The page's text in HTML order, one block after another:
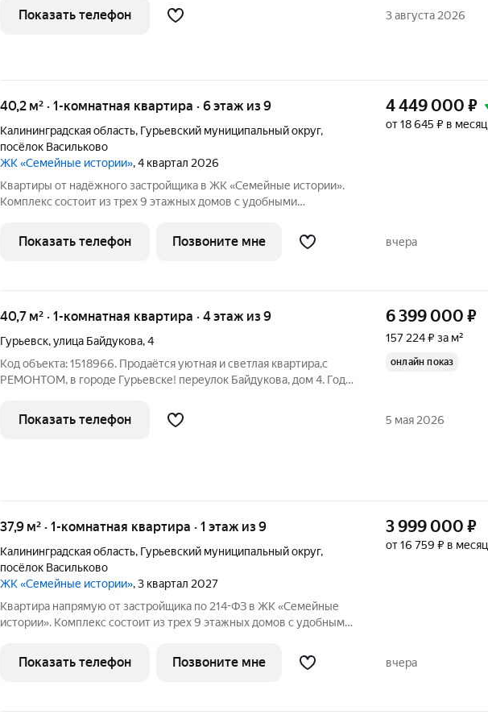
тишину и близость к природе. О квартире: Общая площадь: 41
м2.Кухня: 10,2
Показать телефон 3 августа 2026
40,2 м² · 1-комнатная квартира · 6 этаж из 9
Калининградская область, Гурьевский муниципальный округ,
посёлок Васильково
ЖК «Семейные истории», 4 квартал 2026
Квартиры от надёжного застройщика в ЖК «Семейные истории».
Комплекс состоит из трех 9 этажных домов с удобными
трёхкомнатной. Внутренняя отделка серый ключ. На территории
предусмотрены:
4 449 000 ₽
от 18 645 ₽ в месяц
Показать телефон Позвоните мне вчера
40,7 м² · 1-комнатная квартира · 4 этаж из 9
Гурьевск,улица Байдукова,4
Код объекта: 1518966. Продаётся уютная и светлая квартира,c
РЕМОНТОМ, в городе Гурьевске! переулок Байдукова, дом 4. Год
кондиционер и шкафы будут установлены все! Расположение.
Дом
6 399 000 ₽
157 224 ₽ за м²
онлайн показ
Показать телефон 5 мая 2026
37,9 м² · 1-комнатная квартира · 1 этаж из 9
Калининградская область, Гурьевский муниципальный округ,
посёлок Васильково
ЖК «Семейные истории», 3 квартал 2027
Квартира напрямую от застройщика по 214-ФЗ в ЖК «Семейные
истории». Комплекс состоит из трех 9 этажных домов с удобными
трёхкомнатной. Внутренняя отделка серый ключ. На территории
3 999 000 ₽
от 16 759 ₽ в месяц
Показать телефон Позвоните мне вчера